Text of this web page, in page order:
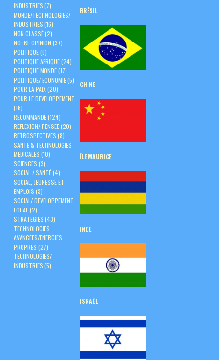
INDUSTRIES (7)
MONDE/TECHNOLOGIES/
INDUSTRIES (16)
NON CLASSÉ(2)
NOTRE OPINION (37)
POLITIQUE(6)
POLITIQUE AFRIQUE(24)
POLITIQUE MONDE(17)
POLITIQUE/ ECONOMIE(5)
POUR LA PAIX(20)
POUR LE DEVELOPPEMENT
(16)
RECOMMANDE(124)
REFLEXION/ PENSEE(20)
RETROSPECTIVES (8)
SANTE & TECHNOLOGIES
MEDICALES (10)
SCIENCES (3)
SOCIAL / SANTÉ(4)
SOCIAL, JEUNESSE ET
EMPLOIS (3)
SOCIAL/ DEVELOPPEMENT
LOCAL (2)
STRATEGIES (43)
TECHNOLOGIES
AVANCEES/ENERGIES
PROPRES (27)
TECHNOLOGIES/
INDUSTRIES (5)
BRÉSIL
CHINE
ÎLEMAURICE
INDE
ISRAËL